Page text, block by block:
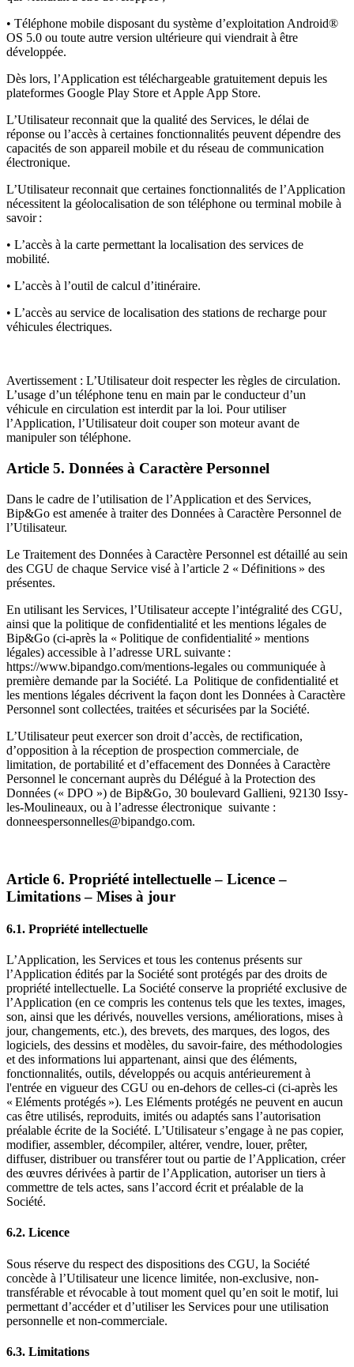
• Téléphone mobile disposant du système d’exploitation Android®
OS 5.0 ou toute autre version ultérieure qui viendrait à être
développée.
Dès lors, l’Application est téléchargeable gratuitement depuis les
plateformes Google Play Store et Apple App Store.
L’Utilisateur reconnait que la qualité des Services, le délai de
réponse ou l’accès à certaines fonctionnalités peuvent dépendre des
capacités de son appareil mobile et du réseau de communication
électronique.
L’Utilisateur reconnait que certaines fonctionnalités de l’Application
nécessitent la géolocalisation de son téléphone ou terminal mobile à
savoir :
• L’accès à la carte permettant la localisation des services de
mobilité.
• L’accès à l’outil de calcul d’itinéraire.
• L’accès au service de localisation des stations de recharge pour
véhicules électriques.
Avertissement : L’Utilisateur doit respecter les règles de circulation.
L’usage d’un téléphone tenu en main par le conducteur d’un
véhicule en circulation est interdit par la loi. Pour utiliser
l’Application, l’Utilisateur doit couper son moteur avant de
manipuler son téléphone.
Article 5. Données à Caractère Personnel
Dans le cadre de l’utilisation de l’Application et des Services,
Bip&Go est amenée à traiter des Données à Caractère Personnel de
l’Utilisateur.
Le Traitement des Données à Caractère Personnel est détaillé au sein
des CGU de chaque Service visé à l’article 2 « Définitions » des
présentes.
En utilisant les Services, l’Utilisateur accepte l’intégralité des CGU,
ainsi que la politique de confidentialité et les mentions légales de
Bip&Go (ci-après la « Politique de confidentialité » mentions
légales) accessible à l’adresse URL suivante :
https://www.bipandgo.com/mentions-legales ou communiquée à
première demande par la Société. La Politique de confidentialité et
les mentions légales décrivent la façon dont les Données à Caractère
Personnel sont collectées, traitées et sécurisées par la Société.
L’Utilisateur peut exercer son droit d’accès, de rectification,
d’opposition à la réception de prospection commerciale, de
limitation, de portabilité et d’effacement des Données à Caractère
Personnel le concernant auprès du Délégué à la Protection des
Données (« DPO ») de Bip&Go, 30 boulevard Gallieni, 92130 Issy-
les-Moulineaux, ou à l’adresse électronique suivante :
donneespersonnelles@bipandgo.com.
Article 6. Propriété intellectuelle – Licence –
Limitations – Mises à jour
6.1. Propriété intellectuelle
L’Application, les Services et tous les contenus présents sur
l’Application édités par la Société sont protégés par des droits de
propriété intellectuelle. La Société conserve la propriété exclusive de
l’Application (en ce compris les contenus tels que les textes, images,
son, ainsi que les dérivés, nouvelles versions, améliorations, mises à
jour, changements, etc.), des brevets, des marques, des logos, des
logiciels, des dessins et modèles, du savoir-faire, des méthodologies
et des informations lui appartenant, ainsi que des éléments,
fonctionnalités, outils, développés ou acquis antérieurement à
l'entrée en vigueur des CGU ou en-dehors de celles-ci (ci-après les
« Eléments protégés »). Les Eléments protégés ne peuvent en aucun
cas être utilisés, reproduits, imités ou adaptés sans l’autorisation
préalable écrite de la Société. L’Utilisateur s’engage à ne pas copier,
modifier, assembler, décompiler, altérer, vendre, louer, prêter,
diffuser, distribuer ou transférer tout ou partie de l’Application, créer
des œuvres dérivées à partir de l’Application, autoriser un tiers à
commettre de tels actes, sans l’accord écrit et préalable de la
Société.
6.2. Licence
Sous réserve du respect des dispositions des CGU, la Société
concède à l’Utilisateur une licence limitée, non-exclusive, non-
transférable et révocable à tout moment quel qu’en soit le motif, lui
permettant d’accéder et d’utiliser les Services pour une utilisation
personnelle et non-commerciale.
6.3. Limitations